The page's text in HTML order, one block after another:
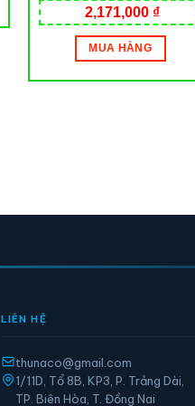
2,171,000 ₫
MUA HÀNG
LIÊN HỆ
thunaco@gmail.com
1/11D, Tổ 8B, KP3, P. Trảng Dài,
TP. Biên Hòa, T. Đồng Nai